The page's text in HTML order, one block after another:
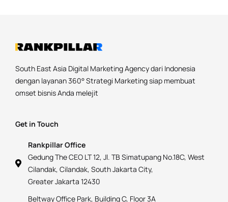
South East Asia Digital Marketing Agency dari Indonesia
dengan layanan 360° Strategi Marketing siap membuat
omset bisnis Anda melejit
Get in Touch
Rankpillar Office
Gedung The CEO LT 12, Jl. TB Simatupang No.18C, West
Cilandak, Cilandak, South Jakarta City,
Greater Jakarta 12430
Beltway Office Park, Building C, Floor 3A